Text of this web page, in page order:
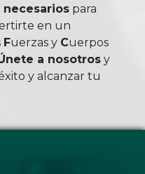
necesarios para
en un
Fuerzas y
Cuerpos
a nosotros y
y alcanzar tu